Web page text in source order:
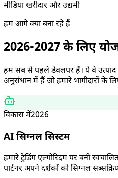
मीडिया खरीदार और उद्यमी
हम आगे क्या बना रहे हैं
2026-2027 के लिए
हम सब से पहले डेवलपर हैं। ये वे उत्पाद
अनुसंधान में हैं जो हमारे भागीदारों के
विकास में2026
AI सिग्नल सिस्टम
हमारे ट्रेडिंग एल्गोरिदम पर बनी
पार्टनर अपने दर्शकों को सिग्नल